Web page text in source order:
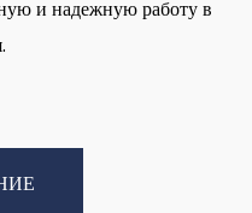
и надежную работу в